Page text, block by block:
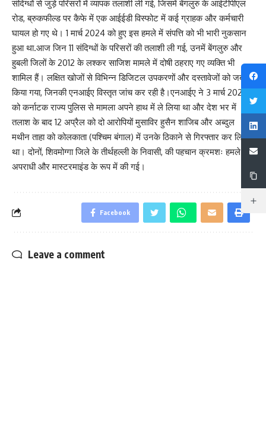
संदिग्धों से जुड़े परिसरों में व्यापक तलाशी ली गई, जिसमें बेंगलुरु के आईटीपीएल
रोड, ब्रुकफील्ड पर कैफे में एक आईईडी विस्फोट में कई ग्राहक और कर्मचारी
घायल हो गए थे। 1 मार्च 2024 को हुए इस हमले में संपत्ति को भी भारी नुकसान
हुआ था.आज जिन 11 संदिग्धों के परिसरों की तलाशी ली गई, उनमें बेंगलुरु और
हुबली जिलों के 2012 के लश्कर साजिश मामले में दोषी ठहराए गए व्यक्ति भी
शामिल हैं। लक्षित खोजों से विभिन्न डिजिटल उपकरणों और दस्तावेजों को जब्त
किया गया, जिनकी एनआईए विस्तृत जांच कर रही है।एनआईए ने 3 मार्च 2024
को कर्नाटक राज्य पुलिस से मामला अपने हाथ में ले लिया था और देश भर में
तलाश के बाद 12 अप्रैल को दो आरोपियों मुसाविर हुसैन शाजिब और अब्दुल
मथीन ताहा को कोलकाता (पश्चिम बंगाल) में उनके ठिकाने से गिरफ्तार कर लिया
था। दोनों, शिवमोग्गा जिले के तीर्थहल्ली के निवासी, की पहचान क्रमशः हमले के
अपराधी और मास्टरमाइंड के रूप में की गई।
Facebook
Leave a comment